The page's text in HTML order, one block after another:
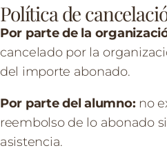
Política de
Por parte de la
cancelado por la
del importe abonado.
Por parte del alumno: no
reembolso de lo abonado
asistencia.